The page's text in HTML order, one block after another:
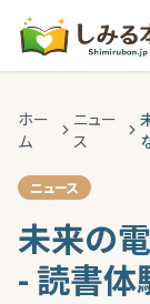
ホー
ム
ニュー
ス
ニュース
未来の
- 読書体